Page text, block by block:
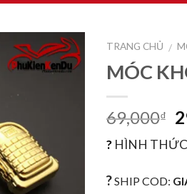
TRANG CHỦ /
MÓC
69,000₫
? HÌNH
?SHIP COD: